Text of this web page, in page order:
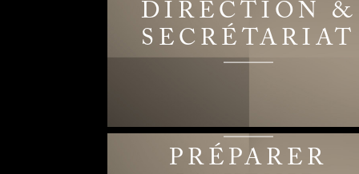
DIRECTION &
SECRÉTARIAT
PRÉPARER